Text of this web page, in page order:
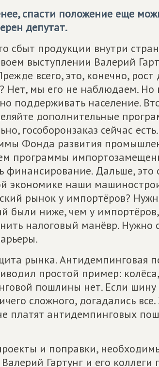
спасти положение еще
депутат.
сбыт продукции внутри
выступлении Валерий
всего, это, конечно,
Нет, мы его не наблюдаем. Но
поддерживать население.
дополнительные
гособоронзаказ сейчас
Фонда развития
программы
финансирование. Дальше,
экономике наши
рынок у импортёров?
были ниже, чем у
налоговый манёвр. Нужно
рынка. Антидемпинговая
простой пример:
пошлины нет. Если шину
сложного, догадались все.
платят антидемпинговых
и поправки,
Гартунг и его